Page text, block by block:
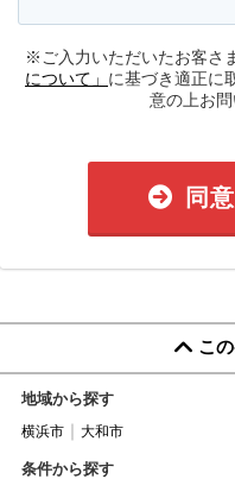
※ご入力いただいたお客さ
について」 に基づき適正に
意の上お問
同
こ
地域から探す
横浜市 大和市
条件から探す